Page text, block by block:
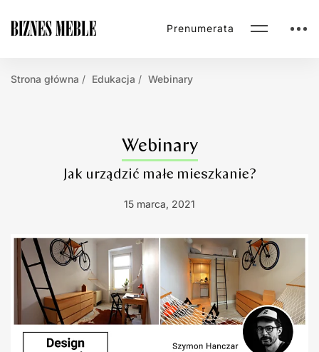
Prenumerata
Strona główna Edukacja Webinary
Webinary
Jak urządzić małe mieszkanie?
15 marca, 2021